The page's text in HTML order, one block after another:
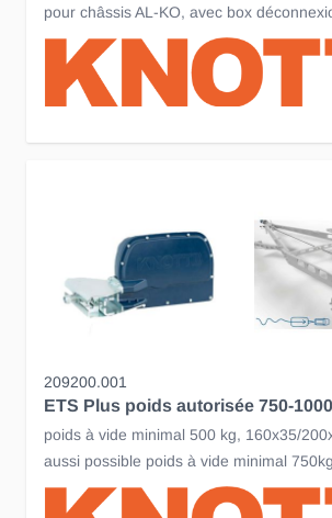
pour châssis AL-KO, avec box
209200.001
ETS Plus poids autorisée 750-
poids à vide minimal 500 kg, 160x35/
aussi possible poids à vide minimal 750kg